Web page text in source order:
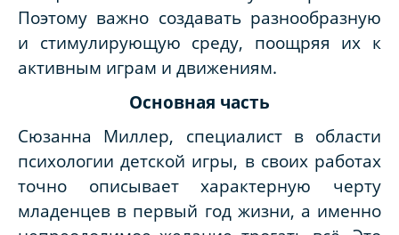
Поэтому важно создавать разнообразную
и стимулирующую среду, поощряя их к
активным играм и движениям.
Основная часть
Сюзанна Миллер, специалист в области
психологии детской игры, в своих работах
точно описывает характерную черту
младенцев в первый год жизни, а именно